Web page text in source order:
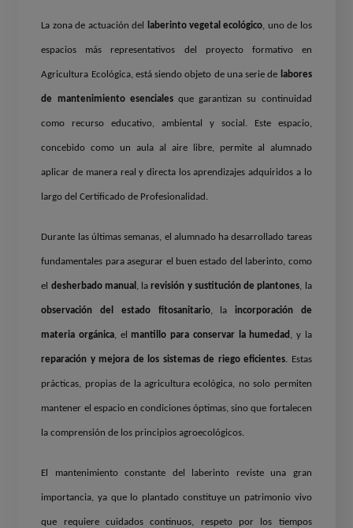
La zona de actuación del laberinto vegetal ecológico, uno de los
espacios más representativos del proyecto formativo en
Agricultura Ecológica, está siendo objeto de una serie de labores
de mantenimiento esencialesque garantizan su continuidad
como recurso educativo, ambiental y social. Este espacio,
concebido como un aula al aire libre, permite al alumnado
aplicar de manera real y directa los aprendizajes adquiridos a lo
largo del Certificado de Profesionalidad.
Durante las últimas semanas, el alumnado ha desarrollado tareas
fundamentales para asegurar el buen estado del laberinto, como
el desherbado manual , larevisión y sustitución de plantones, la
observación del estado fitosanitario, la incorporación de
materia orgánica, el mantillo para conservar la humedad , y la
reparación y mejora de los sistemas de riego eficientes. Estas
prácticas, propias de la agricultura ecológica, no solo permiten
mantener el espacio en condiciones óptimas, sino que fortalecen
la comprensión de los principios agroecológicos.
El mantenimiento constante del laberinto reviste una gran
importancia, ya que lo plantado constituye un patrimonio vivo
que requiere cuidados continuos, respeto por los tiempos